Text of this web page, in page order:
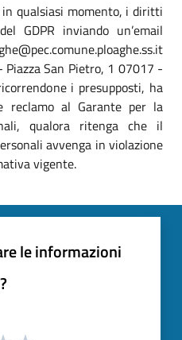
in qualsiasi momento, i diritti
GDPR inviando un’email
Piazza San Pietro, 1 07017 -
i presupposti, ha
al Garante per la
qualora ritenga che il
avvenga in violazione
vigente.
le informazioni